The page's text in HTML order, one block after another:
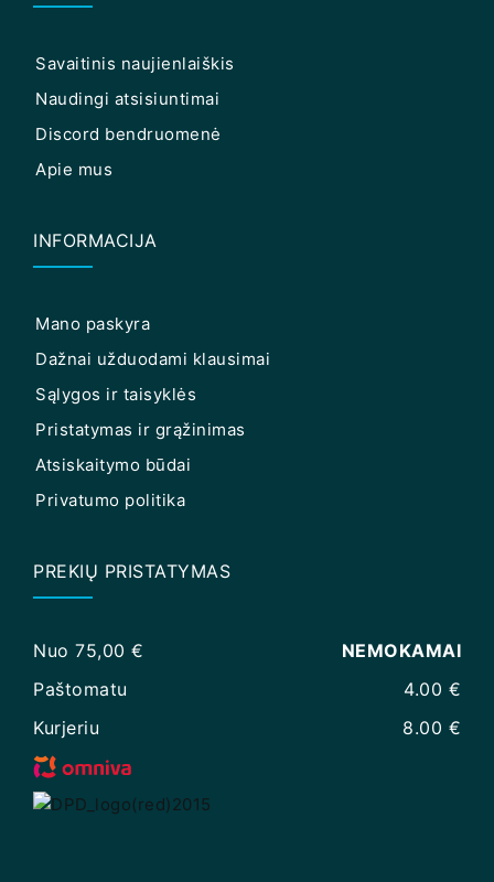
Savaitinis naujienlaiškis
Naudingi atsisiuntimai
Discord bendruomenė
Apie mus
INFORMACIJA
Mano paskyra
Dažnai užduodami klausimai
Sąlygos ir taisyklės
Pristatymas ir grąžinimas
Atsiskaitymo būdai
Privatumo politika
PREKIŲ PRISTATYMAS
Nuo 75,00 €
NEMOKAMAI
Paštomatu
4.00 €
Kurjeriu
8.00 €